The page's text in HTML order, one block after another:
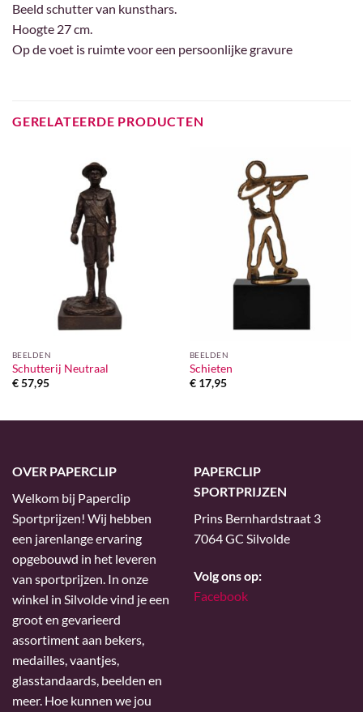
Beeld schutter van kunsthars.
Hoogte 27 cm.
Op de voet is ruimte voor een persoonlijke gravure
GERELATEERDE PRODUCTEN
BEELDEN
Schutterij Neutraal
€57,95
BEELDEN
Schieten
€17,95
OVER PAPERCLIP
Welkom bij Paperclip
Sportprijzen! Wij hebben
een jarenlange ervaring
opgebouwd in het leveren
van sportprijzen. In onze
winkel in Silvolde vind je een
groot en gevarieerd
assortiment aan bekers,
medailles, vaantjes,
glasstandaards, beelden en
meer. Hoe kunnen we jou
PAPERCLIP
SPORTPRIJZEN
Prins Bernhardstraat 3
7064 GC Silvolde
Volg ons op:
Facebook